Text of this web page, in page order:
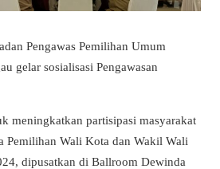
Pengawas Pemilihan Umum
gelar sosialisasi Pengawasan
meningkatkan partisipasi masyarakat
Pemilihan Wali Kota dan Wakil Wali
dipusatkan di Ballroom Dewinda